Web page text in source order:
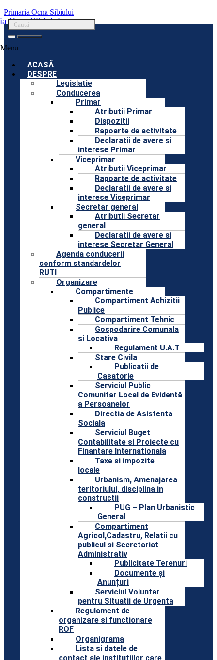
Primaria Ocna Sibiului
Ocna Sibiului
Menu
ACASĂ
DESPRE
Legislatie
Conducerea
Primar
Atributii Primar
Dispozitii
Rapoarte de activitate
Declaratii de avere si
interese Primar
Viceprimar
Atributii Viceprimar
Rapoarte de activitate
Declaratii de avere si
interese Viceprimar
Secretar general
Atributii Secretar
general
Declaratii de avere si
interese Secretar General
Agenda conducerii
conform standardelor
RUTI
Organizare
Compartimente
Compartiment Achizitii
Publice
Compartiment Tehnic
Gospodarire Comunala
si Locativa
Regulament U.A.T
Stare Civila
Publicatii de
Casatorie
Serviciul Public
Comunitar Local de Evidentă
a Persoanelor
Directia de Asistenta
Sociala
Serviciul Buget
Contabilitate si Proiecte cu
Finantare Internationala
Taxe si impozite
locale
Urbanism, Amenajarea
teritoriului, disciplina in
constructii
PUG – Plan Urbanistic
General
Compartiment
Agricol,Cadastru, Relatii cu
publicul si Secretariat
Administrativ
Publicitate Terenuri
Documente și
Anunțuri
Serviciul Voluntar
pentru Situatii de Urgenta
Regulament de
organizare si functionare
ROF
Organigrama
Lista si datele de
contact ale institutiilor care